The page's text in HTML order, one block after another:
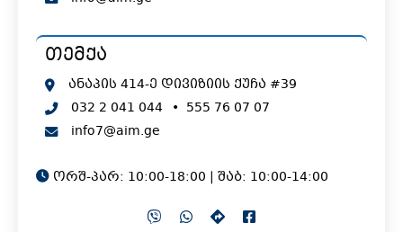
თემქა
ანაპის 414-ე დივიზიის ქუჩა #39
032 2 041 044 • 555 76 07 07
info7@aim.ge
ორშ-პარ: 10:00-18:00 | შაბ: 10:00-14:00